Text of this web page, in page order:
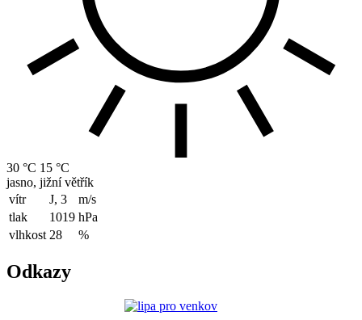
30 °C 15 °C
jasno, jižní větřík
vítr
J, 3
m/s
tlak
1019 hPa
vlhkost 28 %
Odkazy